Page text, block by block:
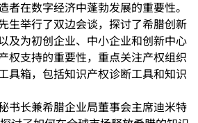
者在数字经济中蓬勃发展的重要性。
生举行了双边会谈，探讨了希腊创新
及为初创企业、中小企业和创新中心
权支持的重要性，重点关注产权组织
具箱，包括知识产权诊断工具和知识
书长兼希腊企业局董事会主席迪米特